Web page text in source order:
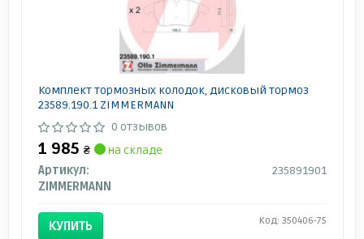
Комплект тормозных колодок, дисковый тормоз
23589.190.1 ZIMMERMANN
0 отзывов
1 985 ₴
на складе
Артикул:
235891901
ZIMMERMANN
КУПИТЬ Код: 350406-75